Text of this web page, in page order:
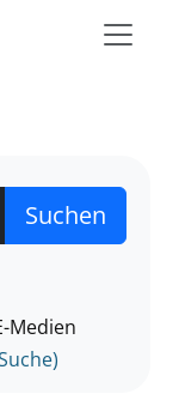
Sie suchen wollen.
Medien